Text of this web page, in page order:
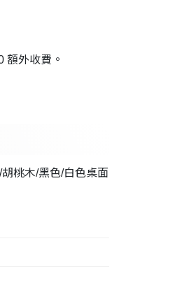
額外收費。
桃木/黑色/白色桌面